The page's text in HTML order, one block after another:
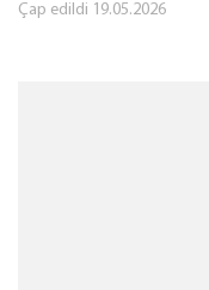
Çap edildi 19.05.2026